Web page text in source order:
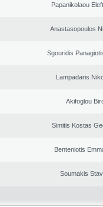
Papanikolaou
Anastasopoulos
Sgouridis
Lampadaris
Akifoglou
Simitis Kostas
Benteniotis
Soumakis